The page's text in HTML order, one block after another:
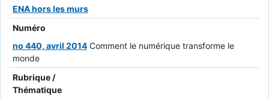
ENA hors les murs
Numéro
no 440, avril 2014 Comment le numérique transforme le
monde
Rubrique /
Thématique